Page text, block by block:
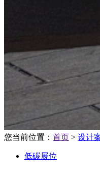
您当前位置： 首页 > 设计
低碳展位